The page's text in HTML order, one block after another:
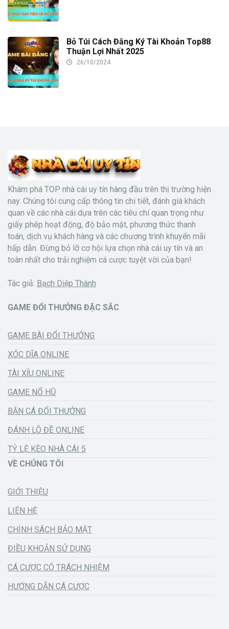
Bỏ Túi Cách Đăng Ký Tài Khoản Top88
Thuận Lợi Nhất 2025
26/10/2024
Khám phá TOP nhà cái uy tín hàng đầu trên thị trường hiện
nay. Chúng tôi cung cấp thông tin chi tiết, đánh giá khách
quan về các nhà cái dựa trên các tiêu chí quan trọng như
giấy phép hoạt động, độ bảo mật, phương thức thanh
toán, dịch vụ khách hàng và các chương trình khuyến mãi
hấp dẫn. Đừng bỏ lỡ cơ hội lựa chọn nhà cái uy tín và an
toàn nhất cho trải nghiệm cá cược tuyệt vời của bạn!
Tác giả: Bạch Diệp Thành
GAME ĐỔI THƯỞNG ĐẶC SẮC
GAME BÀI ĐỔI THƯỞNG
XÓC DĨA ONLINE
TÀI XỈU ONLINE
GAME NỔ HŨ
BẮN CÁ ĐỔI THƯỞNG
ĐÁNH LÔ ĐỀ ONLINE
TỶ LỆ KÈO NHÀ CÁI 5
VỀ CHÚNG TÔI
GIỚI THIỆU
LIÊN HỆ
CHÍNH SÁCH BẢO MẬT
ĐIỀU KHOẢN SỬ DỤNG
CÁ CƯỢC CÓ TRÁCH NHIỆM
HƯỚNG DẪN CÁ CƯỢC